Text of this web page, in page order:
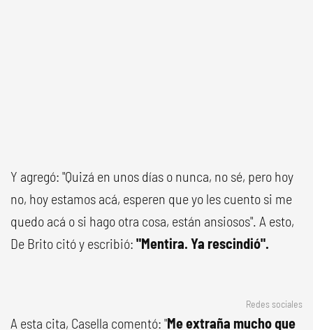
Y agregó: "Quizá en unos días o nunca, no sé, pero hoy
no, hoy estamos acá, esperen que yo les cuento si me
quedo acá o si hago otra cosa, están ansiosos". A esto,
De Brito citó y escribió: "Mentira. Ya rescindió".
Redes sociales
A esta cita, Casella comentó: "Me extraña mucho que